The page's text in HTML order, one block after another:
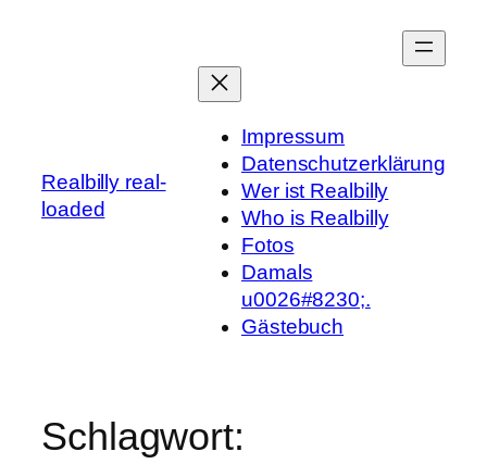
Realbilly real-
loaded
Impressum
Datenschutzerklärung
Wer ist Realbilly
Who is Realbilly
Fotos
Damals
u0026#8230;.
Gästebuch
Schlagwort: